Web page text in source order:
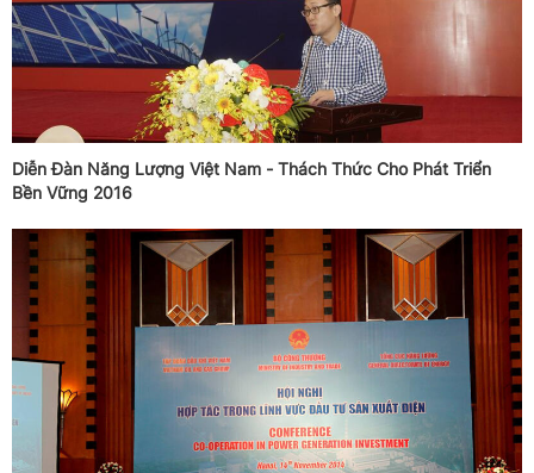
Diễn Đàn Năng Lượng Việt Nam - Thách Thức Cho Phát Triển
Bền Vững 2016